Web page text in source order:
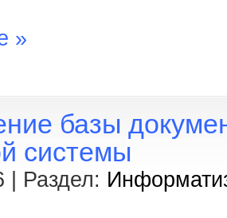
»
базы
системы
| Раздел: